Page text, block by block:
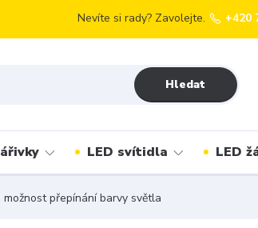
Hledat
Nevíte si rady? Zavolejte. +420
LED svítidla LED
přepínání barvy světla